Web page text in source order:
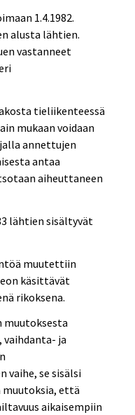
1.4.1982.
alusta lähtien.
vastanneet
tieliikenteessä
mukaan voidaan
annettujen
antaa
aiheuttaneen
lähtien sisältyvät
muutettiin
käsittävät
rikoksena.
muutoksesta
vaihdanta- ja
vaihe, se sisälsi
että
aikaisempiin